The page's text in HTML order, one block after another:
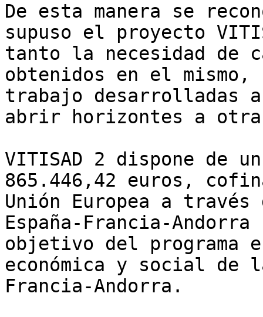
De esta manera se
supuso el proyecto
tanto la necesidad de
obtenidos en el
trabajo desarrolladas
abrir horizontes a
VITISAD 2 dispone de
865.446,42 euros,
Unión Europea a
España-Francia-Andorra
objetivo del programa
económica y social de
Francia-Andorra.